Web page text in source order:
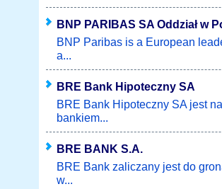
BNP PARIBAS SA Oddział w
BNP Paribas is a European
a...
BRE Bank Hipoteczny SA
BRE Bank Hipoteczny SA jest
bankiem...
BRE BANK S.A.
BRE Bank zaliczany jest do
w...